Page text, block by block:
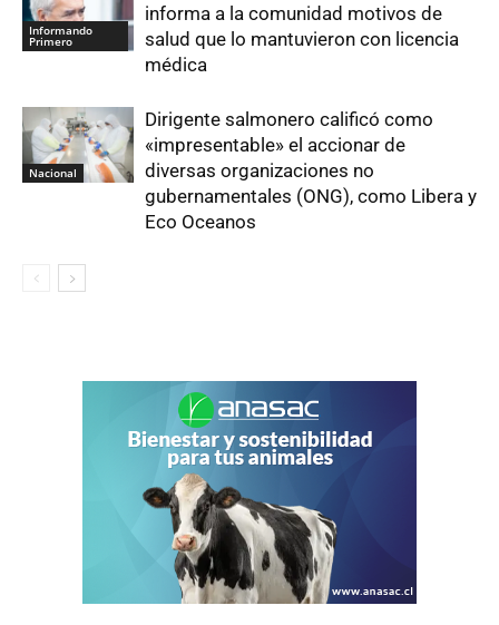
Informando
Primero
informa a la comunidad motivos de
salud que lo mantuvieron con licencia
médica
Nacional
Dirigente salmonero calificó como
«impresentable» el accionar de
diversas organizaciones no
gubernamentales (ONG), como Libera y
Eco Oceanos